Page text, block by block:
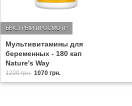
Мультивитамины для
беременных - 180 кап
Nature's Way
БЫСТРЫЙ ПРОСМОТР
1220 грн. 1070 грн.